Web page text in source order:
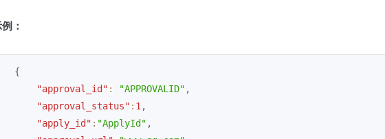
：
{
"approval_id" : "APPROVALID" ,
"approval_status" : 1 ,
"apply_id" : "ApplyId" ,